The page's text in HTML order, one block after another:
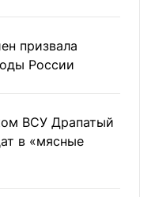
призвала
России
ВСУ Драпатый
в «мясные